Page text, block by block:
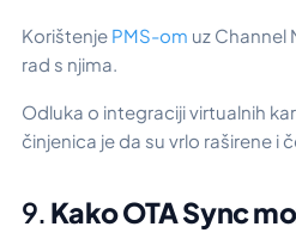
Korištenje PMS-om uz Channel
rad s njima.
Odluka o integraciji virtualnih
činjenica je da su vrlo raširene i
9. Kako OTA Sync